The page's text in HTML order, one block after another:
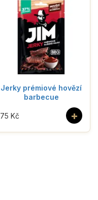
Jerky prémiové hovězí
barbecue
+
75 Kč